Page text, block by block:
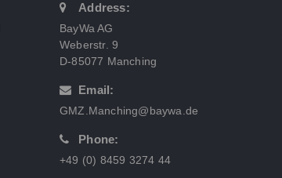
Address:
BayWa AG
Weberstr. 9
D-85077 Manching
Email:
GMZ.Manching@baywa.de
Phone:
+49 (0) 8459 3274 44